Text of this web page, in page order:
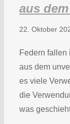
aus
22. Oktober
Federn fallen
aus dem
es viele
die
was